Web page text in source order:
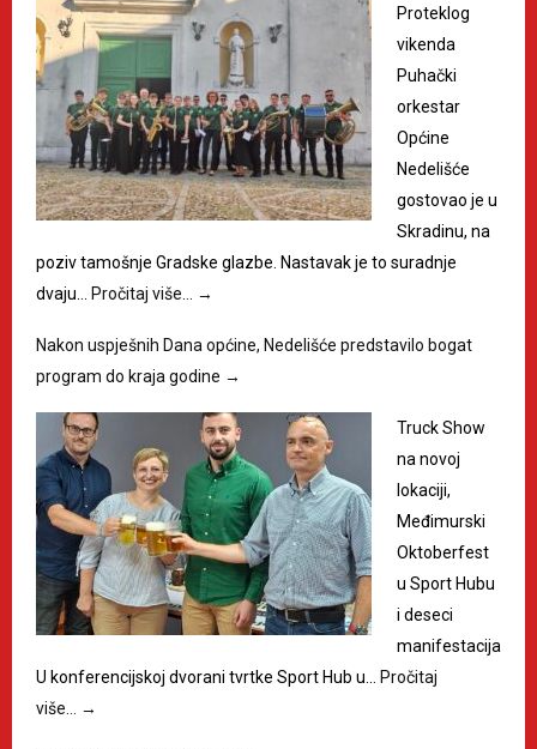
Proteklog
vikenda
Puhački
orkestar
Općine
Nedelišće
gostovao je u
Skradinu, na
poziv tamošnje Gradske glazbe. Nastavak je to suradnje
dvaju…
Pročitaj više… →
Nakon uspješnih Dana općine, Nedelišće predstavilo bogat
program do kraja godine →
Truck Show
na novoj
lokaciji,
Međimurski
Oktoberfest
u Sport Hubu
i deseci
manifestacija
U konferencijskoj dvorani tvrtke Sport Hub u…
Pročitaj
više…
→